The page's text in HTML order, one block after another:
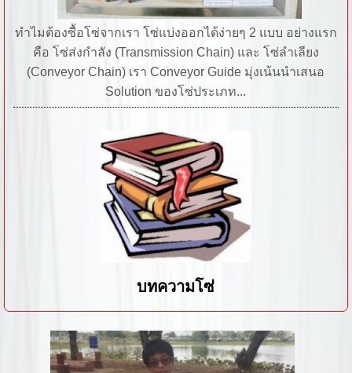
ทำไมต้องซื้อโซ่จากเรา โซ่แบ่งออกได้ง่ายๆ 2 แบบ อย่างแรก
คือ โซ่ส่งกำลัง (Transmission Chain) และ โซ่ลำเลียง
(Conveyor Chain) เรา Conveyor Guide มุ่งเน้นนำเสนอ
Solution ของโซ่ประเภท...
บทความโซ่